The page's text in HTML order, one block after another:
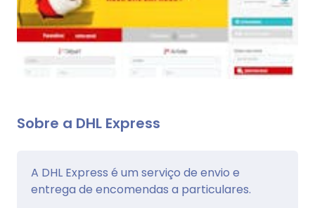
Sobre a DHL Express
A DHL Express é um serviço de envio e
entrega de encomendas a particulares.